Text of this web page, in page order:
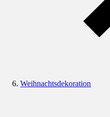
Weihnachtsdekoration